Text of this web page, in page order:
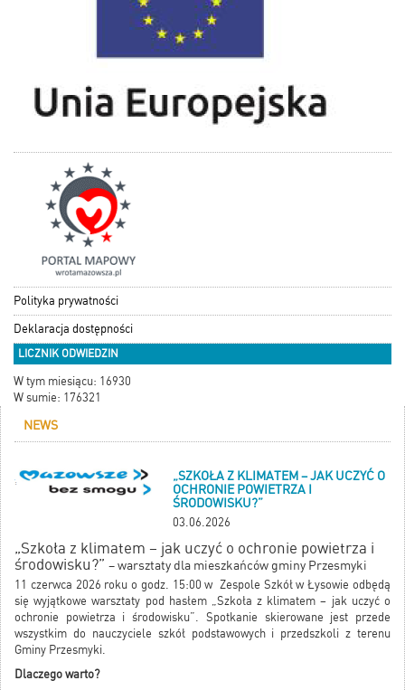
Polityka prywatności
Deklaracja dostępności
LICZNIK ODWIEDZIN
W tym miesiącu: 16930
W sumie: 176321
NEWS
„SZKOŁA Z KLIMATEM – JAK UCZYĆ O
OCHRONIE POWIETRZA I
ŚRODOWISKU?”
03.06.2026
„Szkoła z klimatem – jak uczyć o ochronie powietrza i
środowisku?” – warsztaty dla mieszkańców gminy Przesmyki
11 czerwca 2026 roku o godz. 15:00 w Zespole Szkół w Łysowie odbędą
się wyjątkowe warsztaty pod hasłem „Szkoła z klimatem – jak uczyć o
ochronie powietrza i środowisku”. Spotkanie skierowane jest przede
wszystkim do nauczyciele szkół podstawowych i przedszkoli z terenu
Gminy Przesmyki.
Dlaczego warto?